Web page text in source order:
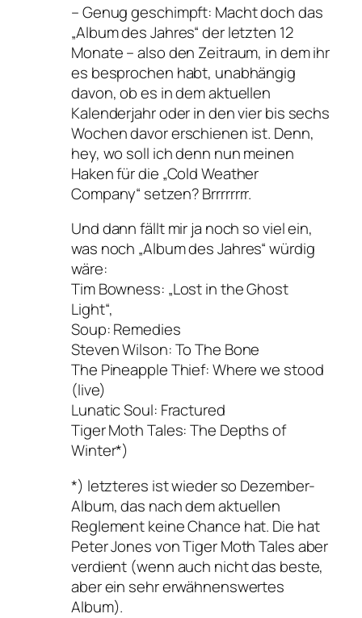
– Genug geschimpft: Macht doch das
„Album des Jahres“ der letzten 12
Monate – also den Zeitraum, in dem ihr
es besprochen habt, unabhängig
davon, ob es in dem aktuellen
Kalenderjahr oder in den vier bis sechs
Wochen davor erschienen ist. Denn,
hey, wo soll ich denn nun meinen
Haken für die „Cold Weather
Company“ setzen? Brrrrrrrr.
Und dann fällt mir ja noch so viel ein,
was noch „Album des Jahres“ würdig
wäre:
Tim Bowness: „Lost in the Ghost
Light“,
Soup: Remedies
Steven Wilson: To The Bone
The Pineapple Thief: Where we stood
(live)
Lunatic Soul: Fractured
Tiger Moth Tales: The Depths of
Winter*)
*) letzteres ist wieder so Dezember-
Album, das nach dem aktuellen
Reglement keine Chance hat. Die hat
Peter Jones von Tiger Moth Tales aber
verdient (wenn auch nicht das beste,
aber ein sehr erwähnenswertes
Album).